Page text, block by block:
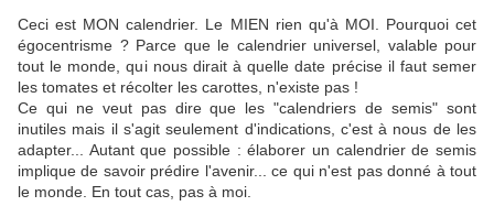
Ceci est MON calendrier. Le MIEN rien qu'à MOI. Pourquoi cet
égocentrisme ? Parce que le calendrier universel, valable pour
tout le monde, qui nous dirait à quelle date précise il faut semer
les tomates et récolter les carottes, n'existe pas !
Ce qui ne veut pas dire que les "calendriers de semis" sont
inutiles mais il s'agit seulement d'indications, c'est à nous de les
adapter... Autant que possible : élaborer un calendrier de semis
implique de savoir prédire l'avenir... ce qui n'est pas donné à tout
le monde. En tout cas, pas à moi.